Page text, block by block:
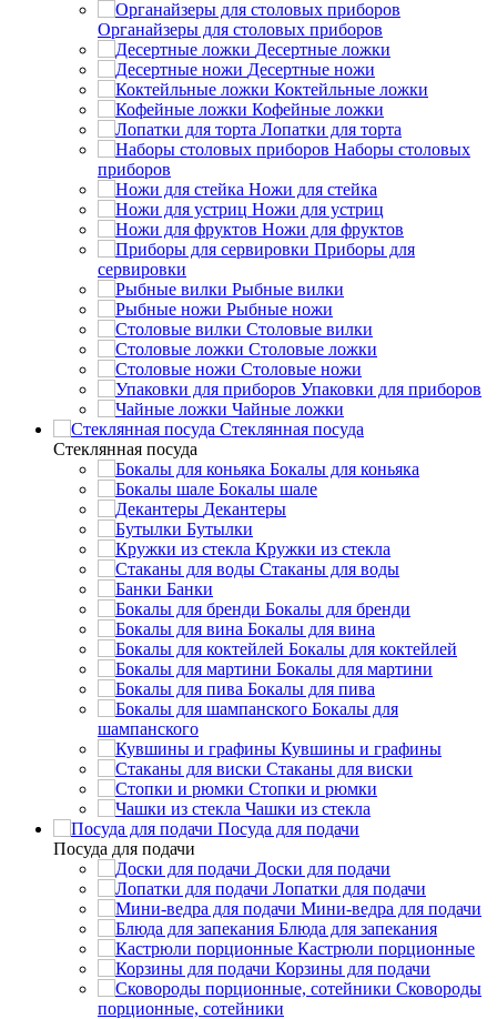
Органайзеры для столовых приборов
Десертные ложки
Десертные ножи
Коктейльные ложки
Кофейные ложки
Лопатки для торта
Наборы столовых
приборов
Ножи для стейка
Ножи для устриц
Ножи для фруктов
Приборы для
сервировки
Рыбные вилки
Рыбные ножи
Столовые вилки
Столовые ложки
Столовые ножи
Упаковки для приборов
Чайные ложки
Стеклянная посуда
Стеклянная посуда
Бокалы для коньяка
Бокалы шале
Декантеры
Бутылки
Кружки из стекла
Стаканы для воды
Банки
Бокалы для бренди
Бокалы для вина
Бокалы для коктейлей
Бокалы для мартини
Бокалы для пива
Бокалы для
шампанского
Кувшины и графины
Стаканы для виски
Стопки и рюмки
Чашки из стекла
Посуда для подачи
Посуда для подачи
Доски для подачи
Лопатки для подачи
Мини-ведра для подачи
Блюда для запекания
Кастрюли порционные
Корзины для подачи
Сковороды
порционные, сотейники